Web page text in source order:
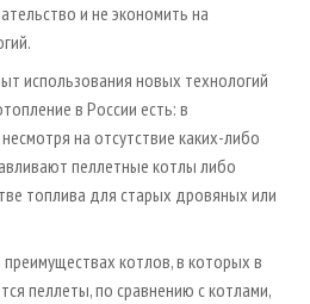
и не экономить на
использования новых технологий
в России есть: в
на отсутствие каких-либо
пеллетные котлы либо
топлива для старых дровяных или
котлов, в которых в
пеллеты, по сравнению с котлами,